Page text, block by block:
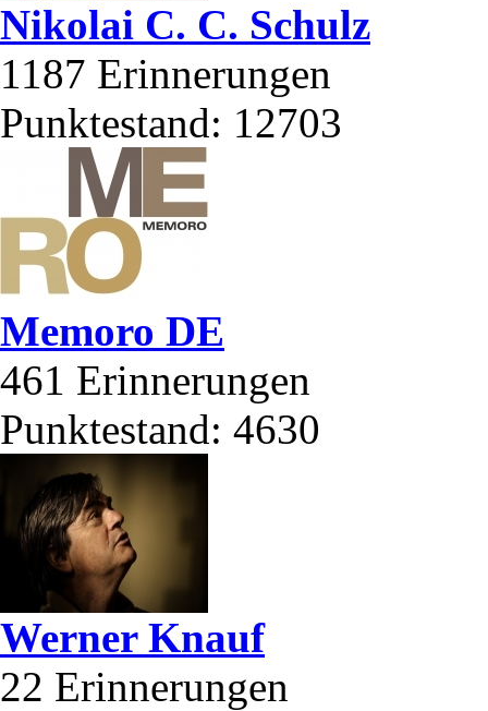
Nikolai C. C. Schulz
1187 Erinnerungen
Punktestand: 12703
Memoro DE
461 Erinnerungen
Punktestand: 4630
Werner Knauf
22 Erinnerungen